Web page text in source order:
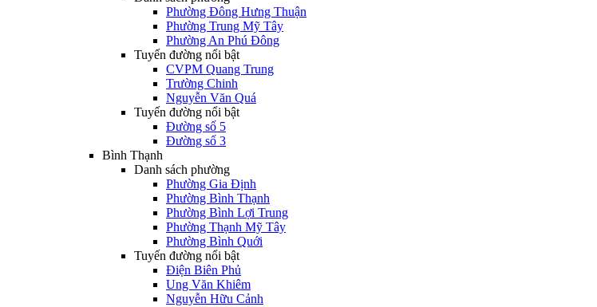
Phường Đông Hưng Thuận
Phường Trung Mỹ Tây
Phường An Phú Đông
Tuyến đường nổi bật
CVPM Quang Trung
Trường Chinh
Nguyễn Văn Quá
Tuyến đường nổi bật
Đường số 5
Đường số 3
Bình Thạnh
Danh sách phường
Phường Gia Định
Phường Bình Thạnh
Phường Bình Lợi Trung
Phường Thạnh Mỹ Tây
Phường Bình Quới
Tuyến đường nổi bật
Điện Biên Phủ
Ung Văn Khiêm
Nguyễn Hữu Cảnh